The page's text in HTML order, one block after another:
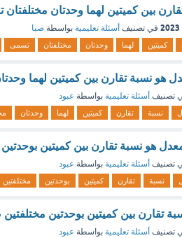
تقارن بين كميتين لهما وحدتان
في تصنيف أسئلة تعليمية بواسطة صبا
كميتين لهما وحدتان مختلفتان تسمى
هو نسبة تقارن بين كميتين لهما
تصنيف أسئلة تعليمية بواسطة عبود
نسبة تقارن كميتين لهما وحدتان
هو نسبة تقارن بين كميتين
تصنيف أسئلة تعليمية بواسطة عبود
نسبة تقارن كميتين بوحدتين مختلفتين
تقارن بين كميتين بوحدتين
تصنيف أسئلة تعليمية بواسطة عبود